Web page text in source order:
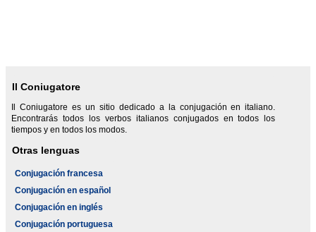
Il Coniugatore
Il Coniugatore es un sitio dedicado a la conjugación en italiano.
Encontrarás todos los verbos italianos conjugados en todos los
tiempos y en todos los modos.
Otras lenguas
Conjugación francesa
Conjugación en español
Conjugación en inglés
Conjugación portuguesa